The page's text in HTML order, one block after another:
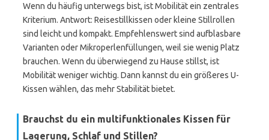
Wenn du häufig unterwegs bist, ist Mobilität ein zentrales
Kriterium. Antwort: Reisestillkissen oder kleine Stillrollen
sind leicht und kompakt. Empfehlenswert sind aufblasbare
Varianten oder Mikroperlenfüllungen, weil sie wenig Platz
brauchen. Wenn du überwiegend zu Hause stillst, ist
Mobilität weniger wichtig. Dann kannst du ein größeres U-
Kissen wählen, das mehr Stabilität bietet.
Brauchst du ein multifunktionales Kissen für
Lagerung, Schlaf und Stillen?